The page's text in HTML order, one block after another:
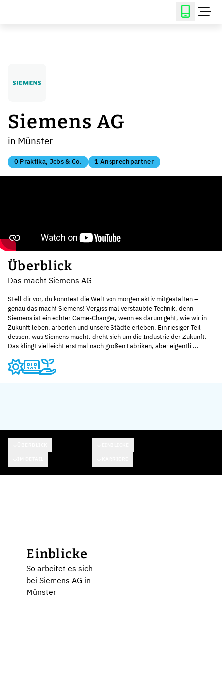
Siemens AG
in Münster
0 Praktika, Jobs & Co. 1 Ansprechpartner
Überblick
Das macht Siemens AG
Stell dir vor, du könntest die Welt von morgen aktiv mitgestalten –
genau das macht Siemens! Vergiss mal verstaubte Technik, denn
Siemens ist ein echter Game-Changer, wenn es darum geht, wie wir in
Zukunft leben, arbeiten und unsere Städte erleben. Ein riesiger Teil
dessen, was Siemens macht, dreht sich um die Industrie der Zukunft.
Das klingt vielleicht erstmal nach großen Fabriken, aber eigentli ...
Einblicke
So arbeitet es sich
bei Siemens AG in
Münster